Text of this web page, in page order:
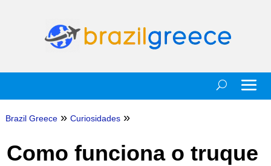
Brazil Greece » Curiosidades »
Como funciona o truque